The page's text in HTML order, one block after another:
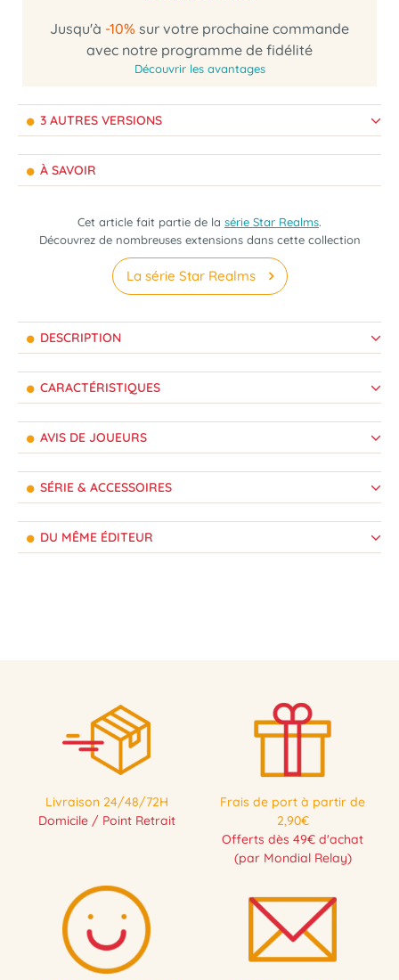
Jusqu'à -10% sur votre prochaine commande
avec notre programme de fidélité
Découvrir les avantages
3 AUTRES VERSIONS
À SAVOIR
Cet article fait partie de la série Star Realms.
Découvrez de nombreuses extensions dans cette collection
La série Star Realms
DESCRIPTION
CARACTÉRISTIQUES
AVIS DE JOUEURS
SÉRIE & ACCESSOIRES
DU MÊME ÉDITEUR
Livraison 24/48/72H
Domicile / Point Retrait
Frais de port à partir de
2,90€
Offerts dès 49€ d'achat
(par Mondial Relay)